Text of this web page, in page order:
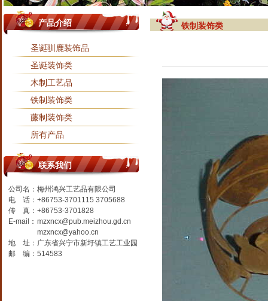
产品介绍
圣诞驯鹿装饰品
圣诞装饰类
木制工艺品
铁制装饰类
藤制装饰类
所有产品
联系我们
公司名： 梅州鸿兴工艺品有限公司
电 话： +86753-3701115 3705688
传 真： +86753-3701828
E-mail： mzxncx@pub.meizhou.gd.cn
mzxncx@yahoo.cn
地 址： 广东省兴宁市新圩镇工艺工业园
邮 编： 514583
铁制装饰类